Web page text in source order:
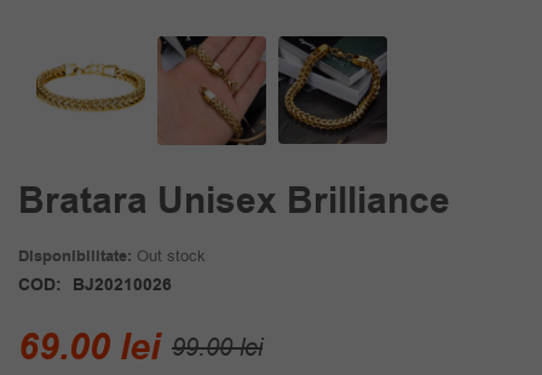
Bratara Unisex Brilliance
Disponibilitate: Out stock
COD: BJ20210026
99.00leiPrețul
69.00 lei
Prețul